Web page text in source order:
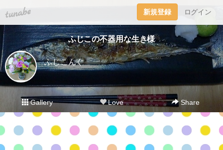
tuna.be 新規登録 ログイン
ふじこの不器用な生き様
ふじこんぐ
Gallery Love Share